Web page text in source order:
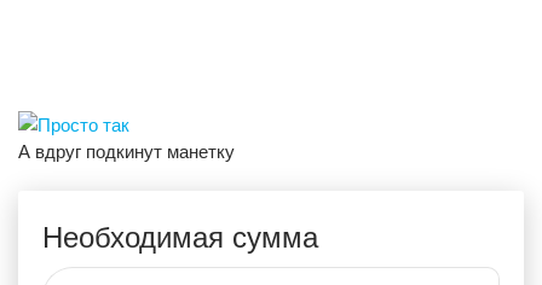
А вдруг подкинут манетку
Необходимая сумма